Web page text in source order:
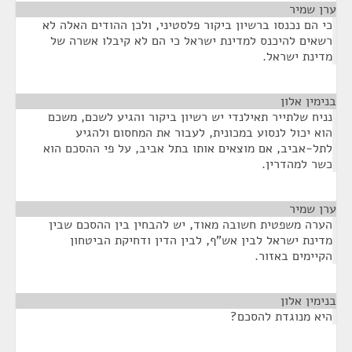
ערן שמיר
כי הם נכנסו ברשיון ביקור פלסטיני, ולכן ההודים האלה לא
רשאים להיכנס למדינת ישראל כי הם לא קיבלו אשרה של
מדינת ישראל.
בנימין אלון
נניח שלתייר תאילנדי יש רשיון ביקור והגיע לשכם, משכם
הוא יכול לנסוע במכונית, לעבור את המחסום ולהגיע
לתל-אביב, אם מוצאים אותו בתל אביב, על פי ההסכם הוא
כשר למהדרין.
ערן שמיר
הערה משפטית חשובה מאוד, יש להבחין בין ההסכם שבין
מדינת ישראל לבין אש"ף, לבין הדין ודחיקת הביטחון
הקיימים באזור.
בנימין אלון
היא מנוגדת להסכם?